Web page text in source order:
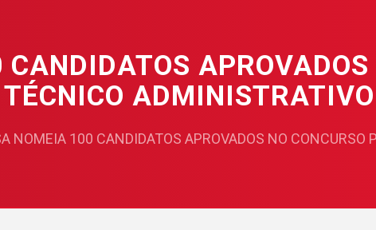
APROVADOS
TÉCNICO ADMINISTRATIVO
NOMEIA 100 CANDIDATOS APROVADOS NO CONCURSO